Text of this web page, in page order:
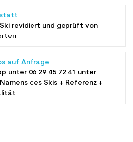
revidiert und geprüft von
auf Anfrage
unter 06 29 45 72 41 unter
des Skis + Referenz +